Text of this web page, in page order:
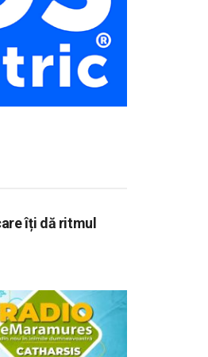
îți dă ritmul